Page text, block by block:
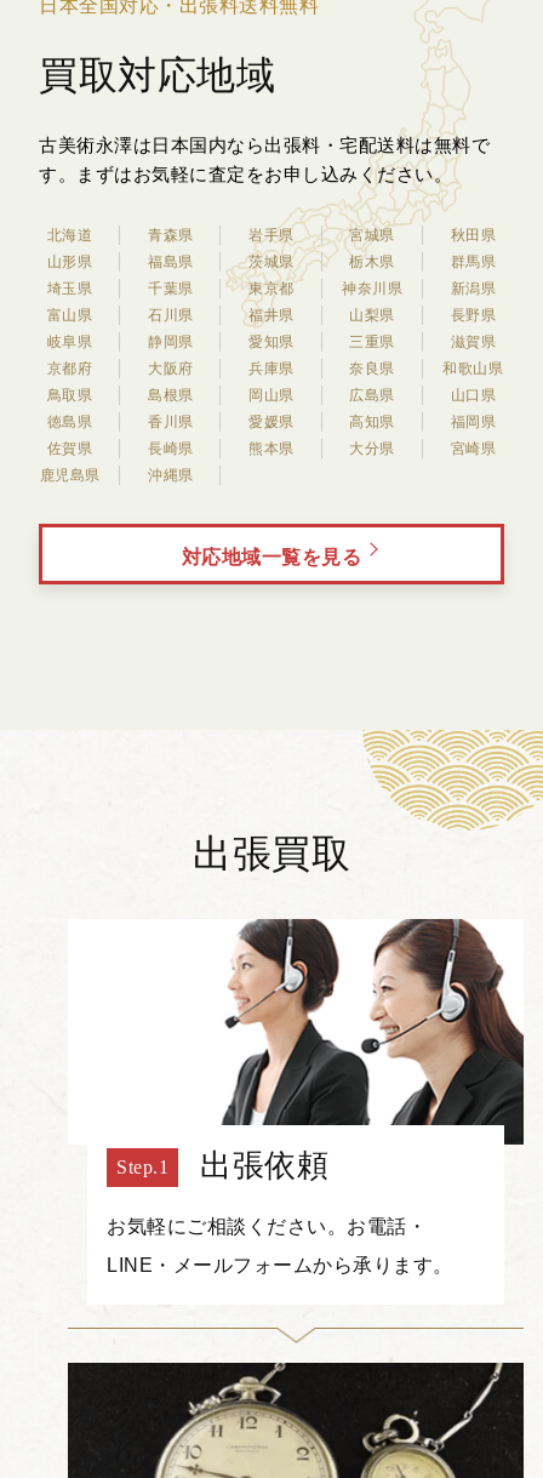
日本全国対応・出張料送料無料
買取対応地域
古美術永澤は日本国内なら出張料・宅配送料は無料で
す。
まずはお気軽に査定をお申し込みください。
北海道 青森県 岩手県 宮城県
秋田県
山形県
福島県 茨城県 栃木県
群馬県
埼玉県
千葉県 東京都 神奈川県
新潟県
富山県
石川県 福井県 山梨県
長野県
岐阜県
静岡県 愛知県 三重県
滋賀県
京都府
大阪府 兵庫県 奈良県
和歌山県
鳥取県
島根県 岡山県 広島県
山口県
徳島県
香川県 愛媛県 高知県
福岡県
佐賀県
長崎県 熊本県 大分県
宮崎県
鹿児島県
沖縄県
対応地域一覧を見る
出張買取
出張依頼
お気軽にご相談ください。お電話・
LINE・メールフォームから承ります。